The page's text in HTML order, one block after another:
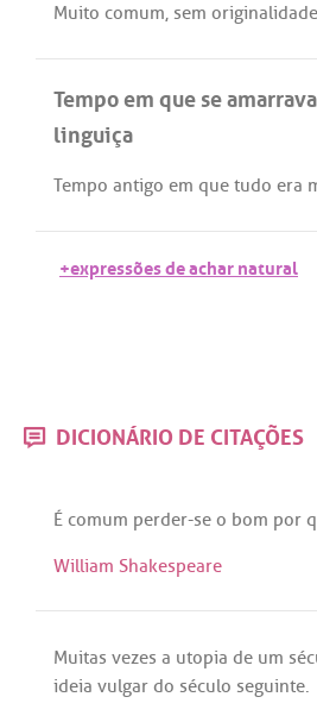
Muito comum, sem originalidade
Tempo em que se
linguiça
Tempo antigo em que tudo era
+expressões de achar natural
DICIONÁRIO DE CITAÇÕES
É comum perder-se o bom por
William Shakespeare
Muitas vezes a utopia de um
ideia vulgar do século seguinte.